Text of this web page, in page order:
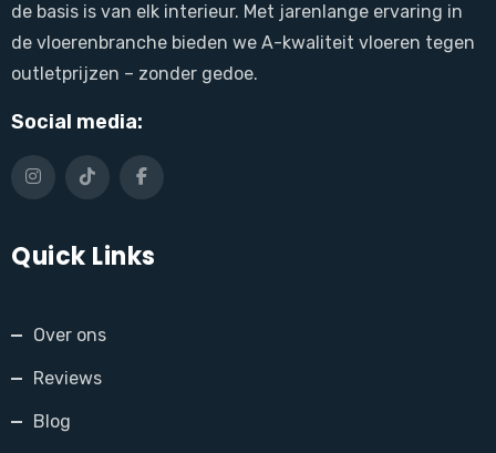
de basis is van elk interieur. Met jarenlange ervaring in
de vloerenbranche bieden we A-kwaliteit vloeren tegen
outletprijzen – zonder gedoe.
Social media:
Quick Links
Over ons
Reviews
Blog